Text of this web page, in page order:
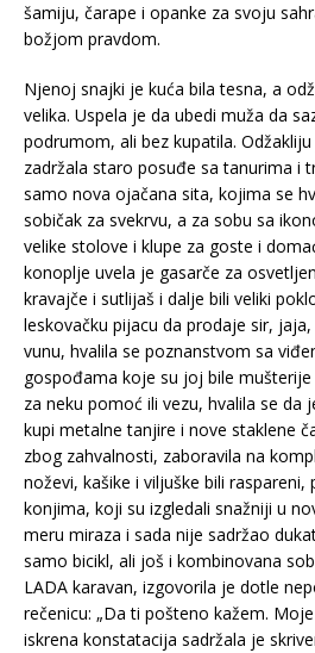
šamiju, čarape i opanke za svoju
božjom pravdom.
Njenoj snajki je kuća bila tesna, a
velika. Uspela je da ubedi muža da
podrumom, ali bez kupatila.
zadržala staro posuđe sa tanurima i
samo nova ojačana sita, kojima se
sobičak za svekrvu, a za sobu sa
velike stolove i klupe za goste i
konoplje uvela je gasarče za
kravajče i sutlijaš i dalje bili veliki
leskovačku pijacu da prodaje sir,
vunu, hvalila se poznanstvom sa
gospođama koje su joj bile
za neku pomoć ili vezu, hvalila se da
kupi metalne tanjire i nove staklene
zbog zahvalnosti, zaboravila na
noževi, kašike i viljuške bili
konjima, koji su izgledali snažniji u
meru miraza i sada nije sadržao
samo bicikl, ali još i kombinovana
LADA karavan, izgovorila je dotle
rečenicu: „Da ti pošteno kažem.
iskrena konstatacija sadržala je